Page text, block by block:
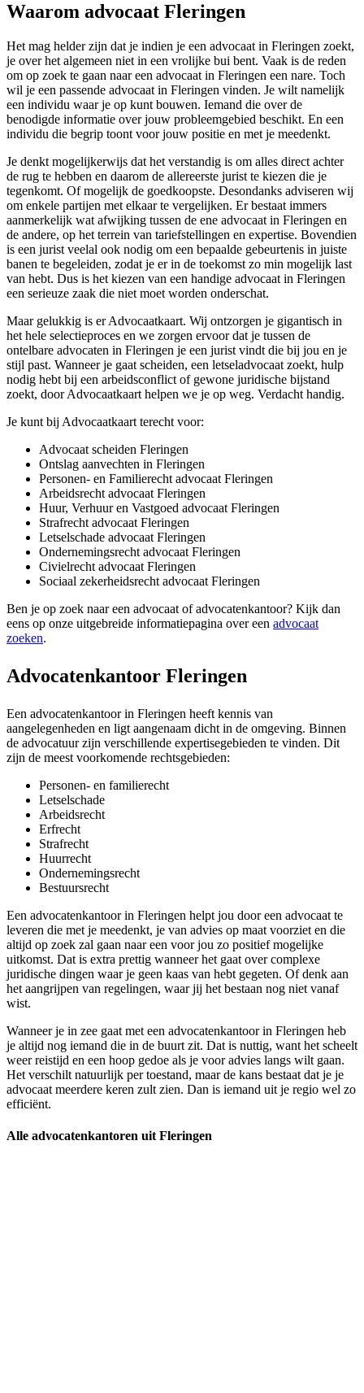
Waarom advocaat Fleringen
Het mag helder zijn dat je indien je een advocaat in Fleringen zoekt,
je over het algemeen niet in een vrolijke bui bent. Vaak is de reden
om op zoek te gaan naar een advocaat in Fleringen een nare. Toch
wil je een passende advocaat in Fleringen vinden. Je wilt namelijk
een individu waar je op kunt bouwen. Iemand die over de
benodigde informatie over jouw probleemgebied beschikt. En een
individu die begrip toont voor jouw positie en met je meedenkt.
Je denkt mogelijkerwijs dat het verstandig is om alles direct achter
de rug te hebben en daarom de allereerste jurist te kiezen die je
tegenkomt. Of mogelijk de goedkoopste. Desondanks adviseren wij
om enkele partijen met elkaar te vergelijken. Er bestaat immers
aanmerkelijk wat afwijking tussen de ene advocaat in Fleringen en
de andere, op het terrein van tariefstellingen en expertise. Bovendien
is een jurist veelal ook nodig om een bepaalde gebeurtenis in juiste
banen te begeleiden, zodat je er in de toekomst zo min mogelijk last
van hebt. Dus is het kiezen van een handige advocaat in Fleringen
een serieuze zaak die niet moet worden onderschat.
Maar gelukkig is er Advocaatkaart. Wij ontzorgen je gigantisch in
het hele selectieproces en we zorgen ervoor dat je tussen de
ontelbare advocaten in Fleringen je een jurist vindt die bij jou en je
stijl past. Wanneer je gaat scheiden, een letseladvocaat zoekt, hulp
nodig hebt bij een arbeidsconflict of gewone juridische bijstand
zoekt, door Advocaatkaart helpen we je op weg. Verdacht handig.
Je kunt bij Advocaatkaart terecht voor:
Advocaat scheiden Fleringen
Ontslag aanvechten in Fleringen
Personen- en Familierecht advocaat Fleringen
Arbeidsrecht advocaat Fleringen
Huur, Verhuur en Vastgoed advocaat Fleringen
Strafrecht advocaat Fleringen
Letselschade advocaat Fleringen
Ondernemingsrecht advocaat Fleringen
Civielrecht advocaat Fleringen
Sociaal zekerheidsrecht advocaat Fleringen
Ben je op zoek naar een advocaat of advocatenkantoor? Kijk dan
eens op onze uitgebreide informatiepagina over een advocaat
zoeken.
Advocatenkantoor Fleringen
Een advocatenkantoor in Fleringen heeft kennis van
aangelegenheden en ligt aangenaam dicht in de omgeving. Binnen
de advocatuur zijn verschillende expertisegebieden te vinden. Dit
zijn de meest voorkomende rechtsgebieden:
Personen- en familierecht
Letselschade
Arbeidsrecht
Erfrecht
Strafrecht
Huurrecht
Ondernemingsrecht
Bestuursrecht
Een advocatenkantoor in Fleringen helpt jou door een advocaat te
leveren die met je meedenkt, je van advies op maat voorziet en die
altijd op zoek zal gaan naar een voor jou zo positief mogelijke
uitkomst. Dat is extra prettig wanneer het gaat over complexe
juridische dingen waar je geen kaas van hebt gegeten. Of denk aan
het aangrijpen van regelingen, waar jij het bestaan nog niet vanaf
wist.
Wanneer je in zee gaat met een advocatenkantoor in Fleringen heb
je altijd nog iemand die in de buurt zit. Dat is nuttig, want het scheelt
weer reistijd en een hoop gedoe als je voor advies langs wilt gaan.
Het verschilt natuurlijk per toestand, maar de kans bestaat dat je je
advocaat meerdere keren zult zien. Dan is iemand uit je regio wel zo
efficiënt.
Alle advocatenkantoren uit Fleringen